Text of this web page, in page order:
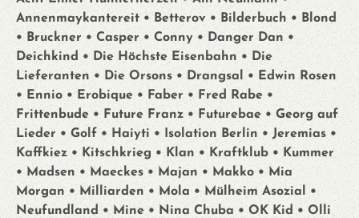
Annenmaykantereit • Betterov • Bilderbuch • Blond
• Bruckner • Casper • Conny • Danger Dan •
Deichkind • Die Höchste Eisenbahn • Die
Lieferanten • Die Orsons • Drangsal • Edwin Rosen
• Ennio • Erobique • Faber • Fred Rabe •
Frittenbude • Future Franz • Futurebae • Georg auf
Lieder • Golf • Haiyti • Isolation Berlin • Jeremias •
Kaffkiez • Kitschkrieg • Klan • Kraftklub • Kummer
• Madsen • Maeckes • Majan • Makko • Mia
Morgan • Milliarden • Mola • Mülheim Asozial •
Neufundland • Mine • Nina Chuba • OK Kid • Olli